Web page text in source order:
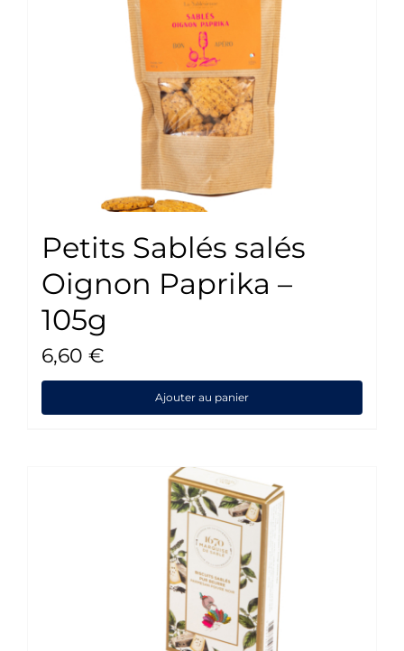
Petits Sablés salés
Oignon Paprika –
105g
6,60 €
Ajouter au panier